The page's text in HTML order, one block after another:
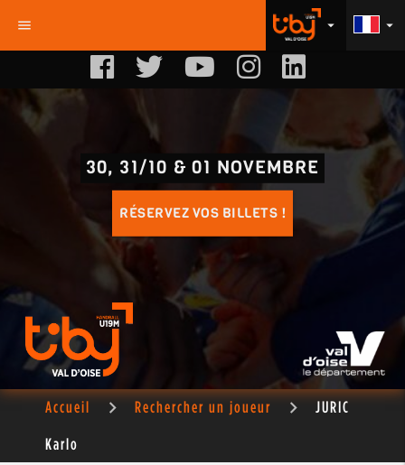
menu arrow_drop_down
arrow_drop_down
30, 31/10 & 01 NOVEMBRE
RÉSERVEZ VOS BILLETS !
Accueil Rechercher un joueur JURIC
Karlo